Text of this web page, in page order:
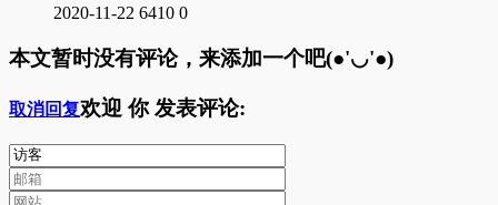
2020-11-22 6410 0
本文暂时没有评论，来添加一个吧(●'◡'●)
取消回复欢迎 你发表评论: